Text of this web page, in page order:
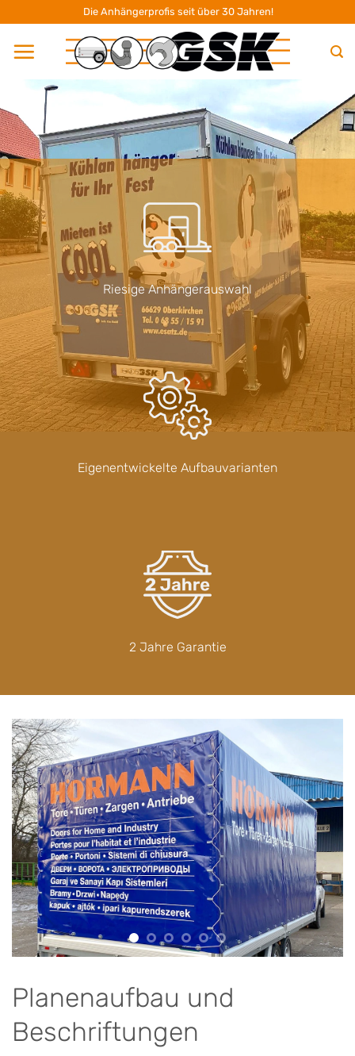
Inhalt
springen
Die Anhängerprofis seit über 30 Jahren!
Riesige Anhängerauswahl
Eigenentwickelte Aufbauvarianten
2 Jahre Garantie
Planenaufbau und
Beschriftungen